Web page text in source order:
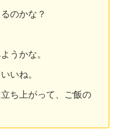
のかな？
うかな。
いね。
ち上がって、ご飯の